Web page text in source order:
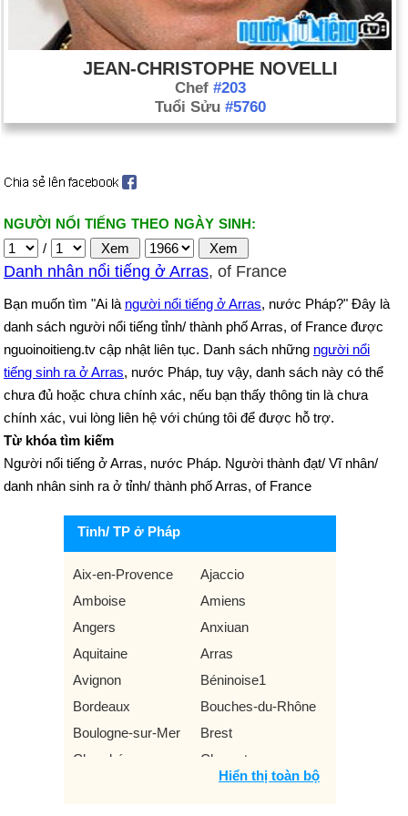
JEAN-CHRISTOPHE NOVELLI
Chef #203
Tuổi Sửu #5760
NGƯỜI NỔI TIẾNG THEO NGÀY SINH:
/
Danh nhân nổi tiếng ở Arras, of France
Bạn muốn tìm "Ai là người nổi tiếng ở Arras, nước Pháp?" Đây là
danh sách người nổi tiếng tỉnh/ thành phố Arras, of France được
nguoinoitieng.tv cập nhật liên tục. Danh sách những người nổi
tiếng sinh ra ở Arras, nước Pháp, tuy vậy, danh sách này có thể
chưa đủ hoặc chưa chính xác, nếu bạn thấy thông tin là chưa
chính xác, vui lòng liên hệ với chúng tôi để được hỗ trợ.
Từ khóa tìm kiếm
Người nổi tiếng ở Arras, nước Pháp. Người thành đạt/ Vĩ nhân/
danh nhân sinh ra ở tỉnh/ thành phố Arras, of France
Tỉnh/ TP ở Pháp
Aix-en-Provence
Ajaccio
Amboise
Amiens
Angers
Anxiuan
Aquitaine
Arras
Avignon
Béninoise1
Bordeaux
Bouches-du-Rhône
Boulogne-sur-Mer
Brest
Chambéry
Charente
Essonne
Hiển thị toàn bộ